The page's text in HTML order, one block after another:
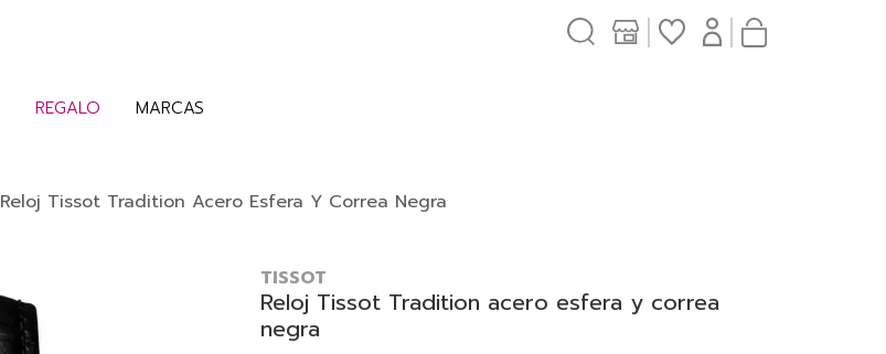
REGALO MARCAS
Reloj Tissot Tradition Acero Esfera Y Correa Negra
TISSOT
Reloj Tissot Tradition acero esfera y correa
negra